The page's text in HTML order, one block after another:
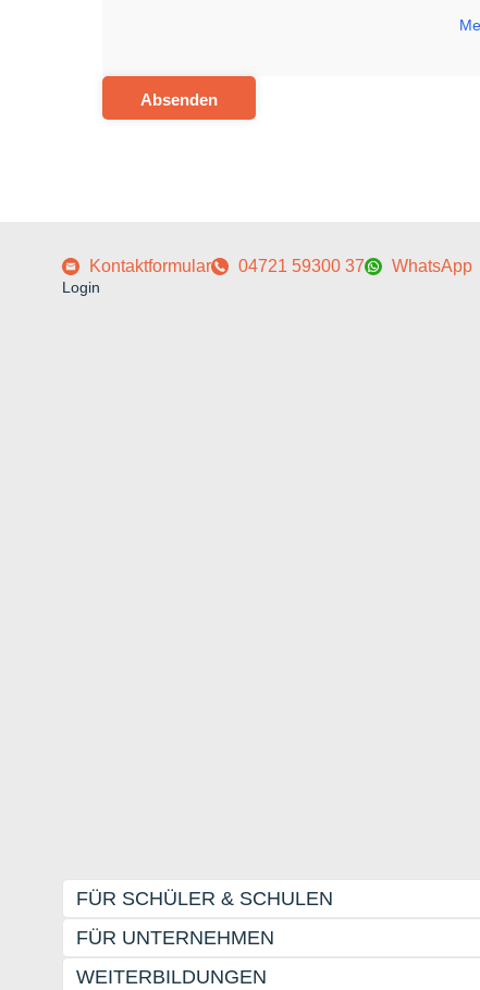
Absenden
Kontaktformular 04721 59300 37 WhatsApp
Login
FÜR SCHÜLER & SCHULEN
FÜR UNTERNEHMEN
WEITERBILDUNGEN